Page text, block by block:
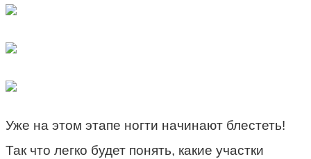
Уже на этом этапе ногти начинают блестеть!
Так что легко будет понять, какие участки